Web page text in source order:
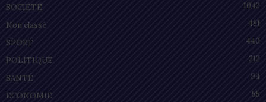
SOCIÉTÉ
1042
Non classé
481
SPORT
440
POLITIQUE
212
SANTÉ
94
ECONOMIE
55